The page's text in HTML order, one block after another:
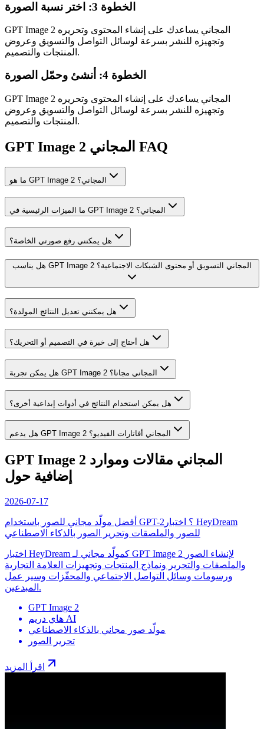
الخطوة 3: اختر نسبة الصورة
GPT Image 2 المجاني يساعدك على إنشاء المحتوى وتحريره
وتجهيزه للنشر بسرعة لوسائل التواصل والتسويق وعروض
المنتجات والتصميم.
الخطوة 4: أنشئ وحمّل الصورة
GPT Image 2 المجاني يساعدك على إنشاء المحتوى وتحريره
وتجهيزه للنشر بسرعة لوسائل التواصل والتسويق وعروض
المنتجات والتصميم.
GPT Image 2 المجاني FAQ
ما هو GPT Image 2 المجاني؟
ما الميزات الرئيسية في GPT Image 2 المجاني؟
هل يمكنني رفع صورتي الخاصة؟
هل يناسب GPT Image 2 المجاني التسويق أو محتوى الشبكات الاجتماعية؟
هل يمكنني تعديل النتائج المولدة؟
هل أحتاج إلى خبرة في التصميم أو التحريك؟
هل يمكن تجربة GPT Image 2 المجاني مجانا؟
هل يمكن استخدام النتائج في أدوات إبداعية أخرى؟
هل يدعم GPT Image 2 المجاني أفاتارات الفيديو؟
GPT Image 2 المجاني مقالات وموارد
إضافية حول
2026-07-17
أفضل مولّد مجاني للصور باستخدام GPT-2؟ اختبار HeyDream
للصور والملصقات وتحرير الصور بالذكاء الاصطناعي
اختبار HeyDream كمولّد مجاني لـ GPT Image 2 لإنشاء الصور
والملصقات والتحرير ونماذج المنتجات وتجهيزات العلامة التجارية
ورسومات وسائل التواصل الاجتماعي والمحفّزات وسير عمل
المبدعين.
GPT Image 2
هاي دريم AI
مولّد صور مجاني بالذكاء الاصطناعي
تحرير الصور
اقرأ المزيد